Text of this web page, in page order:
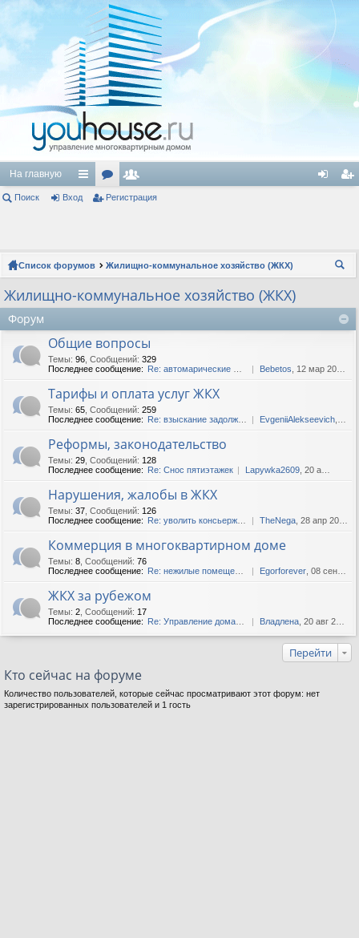
На главную
с
и
ор ол
ат
ел
ац
Поиск Вход Регистрация
Список форумов
Жилищно-коммунальное хозяйство (ЖКХ)
Жилищно-коммунальное хозяйство (ЖКХ)
Форум
Общие вопросы
Темы: 96 Сообщений: 329
Последнее сообщение: Re: автомарические шторы в ... Bebetos , 12 мар 2025, 13:38
Тарифы и оплата услуг ЖКХ
Темы: 65 Сообщений: 259
Последнее сообщение: Re: взыскание задолженности... EvgeniiAlekseevich
Реформы, законодательство
Темы: 29 Сообщений: 128
Последнее сообщение: Re: Снос пятиэтажек Lapywka2609 , 20 апр 2019, 14:11
Нарушения, жалобы в ЖКХ
Темы: 37 Сообщений: 126
Последнее сообщение: Re: уволить консьержа..как?? TheNega , 28 апр 2020, 11:44
Коммерция в многоквартирном доме
Темы: 8 Сообщений: 76
Последнее сообщение: Re: нежилые помещения Egorforever , 08 сен 2018, 17:16
ЖКХ за рубежом
Темы: 2 Сообщений: 17
Последнее сообщение: Re: Управление домами в Укр... Владлена , 20 авг 2018, 13:23
Перейти
Кто сейчас на форуме
Количество пользователей, которые сейчас просматривают этот форум: нет
зарегистрированных пользователей и 1 гость